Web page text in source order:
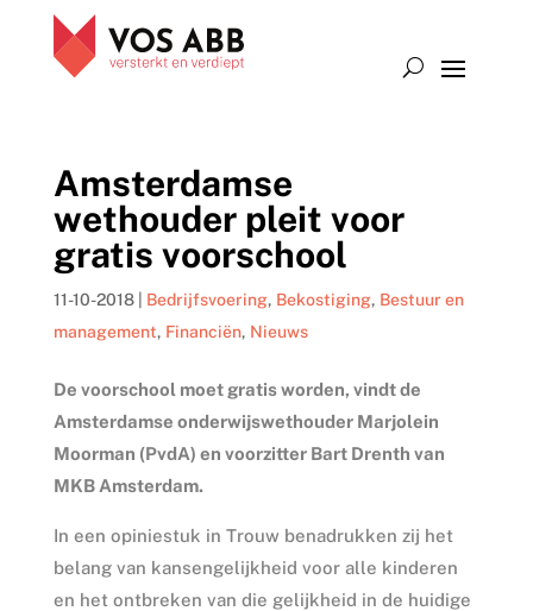
Amsterdamse
wethouder pleit voor
gratis voorschool
11-10-2018| Bedrijfsvoering, Bekostiging, Bestuur en
management, Financiën, Nieuws
De voorschool moet gratis worden, vindt de
Amsterdamse onderwijswethouder Marjolein
Moorman (PvdA) en voorzitter Bart Drenth van
MKB Amsterdam.
In een opiniestuk in Trouw benadrukken zij het
belang van kansengelijkheid voor alle kinderen
en het ontbreken van die gelijkheid in de huidige